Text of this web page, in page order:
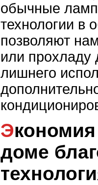
обычные
технологии в
позволяют
или прохладу
лишнего
Экономия энергии в
доме